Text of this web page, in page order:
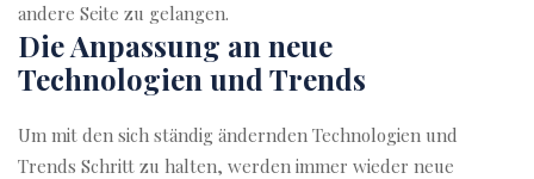
andere Seite zu gelangen.
Die Anpassung an neue
Technologien und Trends
Um mit den sich ständig ändernden Technologien und
Trends Schritt zu halten, werden immer wieder neue